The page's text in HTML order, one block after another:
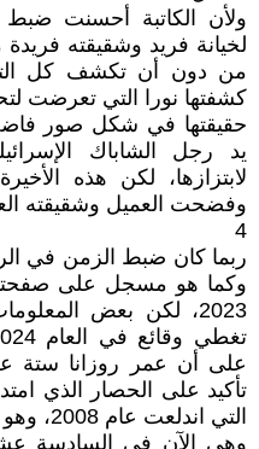
ولأن الكاتبة أحسنت ضبط
لخيانة فريد وشقيقته
من دون أن تكشف كل
كشفتها نورا التي تعرضت
حقيقتها في شكل صور
يد رجل الشاباك
لابتزازها، لكن هذه
وفضحت العميل وشقيقته
4
ربما كان ضبط الزمن في
وكما هو مسجل على
2023، لكن بعض
تأكيد على الحصار الذي
التي
وهي الآن في السادسة